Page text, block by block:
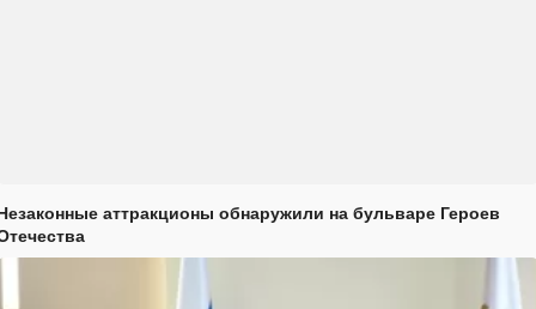
аттракционы обнаружили на бульваре Героев